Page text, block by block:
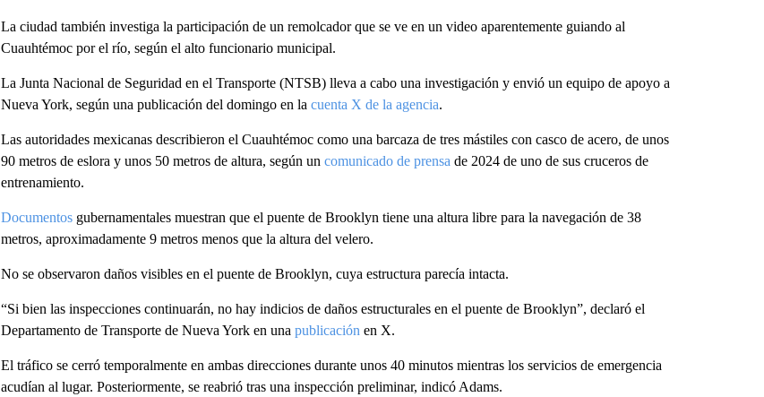
La ciudad también investiga la participación de un remolcador que se ve en un video aparentemente guiando al
Cuauhtémoc por el río, según el alto funcionario municipal.
La Junta Nacional de Seguridad en el Transporte (NTSB) lleva a cabo una investigación y envió un equipo de apoyo a
Nueva York, según una publicación del domingo en la cuenta X de la agencia.
Las autoridades mexicanas describieron el Cuauhtémoc como una barcaza de tres mástiles con casco de acero, de unos
90 metros de eslora y unos 50 metros de altura, según un comunicado de prensa de 2024 de uno de sus cruceros de
entrenamiento.
Documentosgubernamentales muestran que el puente de Brooklyn tiene una altura libre para la navegación de 38
metros, aproximadamente 9 metros menos que la altura del velero.
No se observaron daños visibles en el puente de Brooklyn, cuya estructura parecía intacta.
“Si bien las inspecciones continuarán, no hay indicios de daños estructurales en el puente de Brooklyn”, declaró el
Departamento de Transporte de Nueva York en una publicación en X.
El tráfico se cerró temporalmente en ambas direcciones durante unos 40 minutos mientras los servicios de emergencia
acudían al lugar. Posteriormente, se reabrió tras una inspección preliminar, indicó Adams.